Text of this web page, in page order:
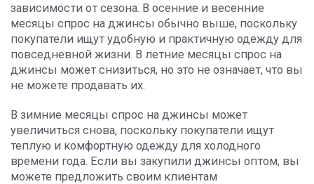
зависимости от сезона. В осенние и весенние
месяцы спрос на джинсы обычно выше, поскольку
покупатели ищут удобную и практичную одежду для
повседневной жизни. В летние месяцы спрос на
джинсы может снизиться, но это не означает, что вы
не можете продавать их.
В зимние месяцы спрос на джинсы может
увеличиться снова, поскольку покупатели ищут
теплую и комфортную одежду для холодного
времени года. Если вы закупили джинсы оптом, вы
можете предложить своим клиентам